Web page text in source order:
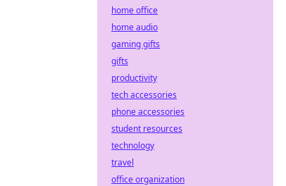
home office
home audio
gaming gifts
gifts
productivity
tech accessories
phone accessories
student resources
technology
travel
office organization